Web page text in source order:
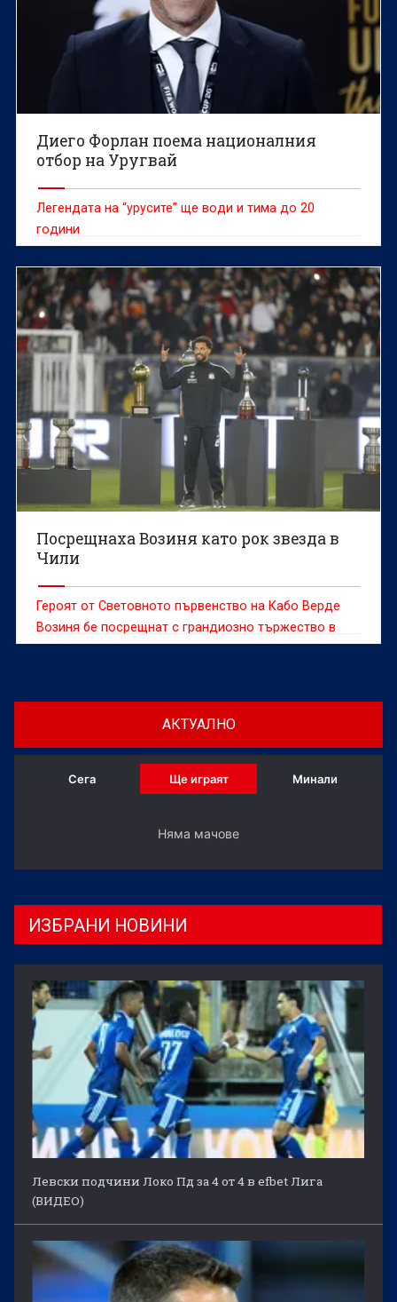
Диего Форлан поема националния
отбор на Уругвай
Легендата на “урусите” ще води и тима до 20
години
Посрещнаха Возиня като рок звезда в
Чили
Героят от Световното първенство на Кабо Верде
Возиня бе посрещнат с грандиозно тържество в
сряда, след като се присъедини към чилийския
АКТУАЛНО
Сега Ще играят Минали
Няма мачове
ИЗБРАНИ НОВИНИ
Левски подчини Локо Пд за 4 от 4 в efbet Лига
(ВИДЕО)